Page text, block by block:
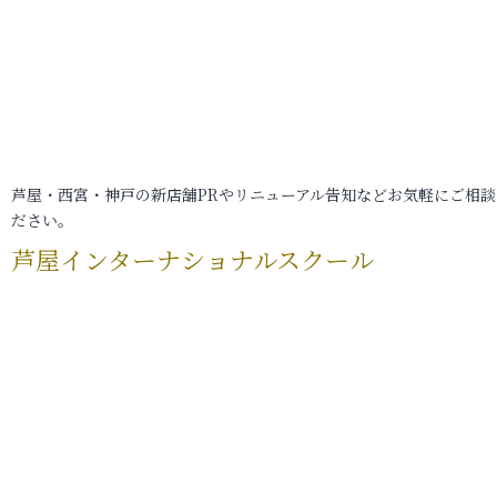
芦屋・西宮・神戸の新店舗PRやリニューアル告知などお気軽にご相
ださい。
芦屋インターナショナルスクール